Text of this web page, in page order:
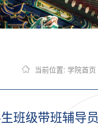
当前位置: 学院首页
班级带班辅导